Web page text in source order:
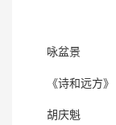
咏盆景
《诗和远方》
胡庆魁